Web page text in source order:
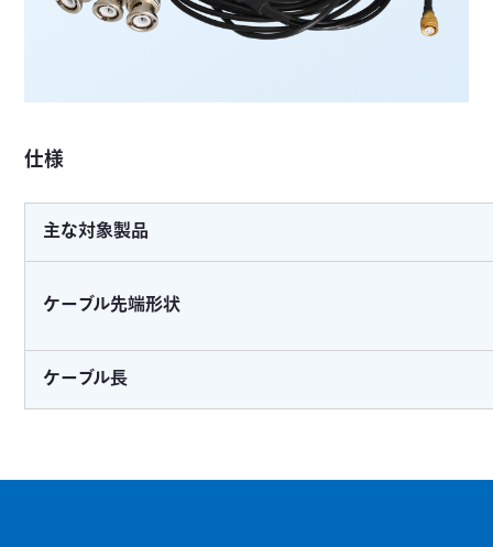
仕様
主な対象製品
ケーブル先端形状
ケーブル長